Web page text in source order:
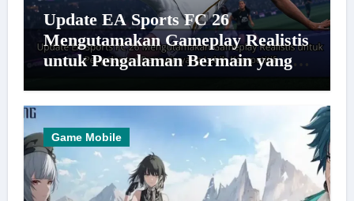
Update EA Sports FC 26
Mengutamakan Gameplay Realistis
untuk Pengalaman Bermain yang
Game Mobile